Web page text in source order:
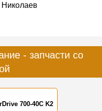
- запчасти со
700-40C K2